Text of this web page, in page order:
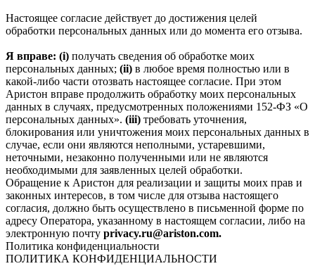
Настоящее согласие действует до достижения целей
обработки персональных данных или до момента его отзыва.
Я вправе: (i) получать сведения об обработке моих
персональных данных; (ii) в любое время полностью или в
какой-либо части отозвать настоящее согласие. При этом
Аристон вправе продолжить обработку моих персональных
данных в случаях, предусмотренных положениями 152-ФЗ «О
персональных данных». (iii) требовать уточнения,
блокирования или уничтожения моих персональных данных в
случае, если они являются неполными, устаревшими,
неточными, незаконно полученными или не являются
необходимыми для заявленных целей обработки.
Обращение к Аристон для реализации и защиты моих прав и
законных интересов, в том числе для отзыва настоящего
согласия, должно быть осуществлено в письменной форме по
адресу Оператора, указанному в настоящем согласии, либо на
электронную почту privacy.ru@ariston.com.
Политика конфиденциальности
ПОЛИТИКА КОНФИДЕНЦИАЛЬНОСТИ